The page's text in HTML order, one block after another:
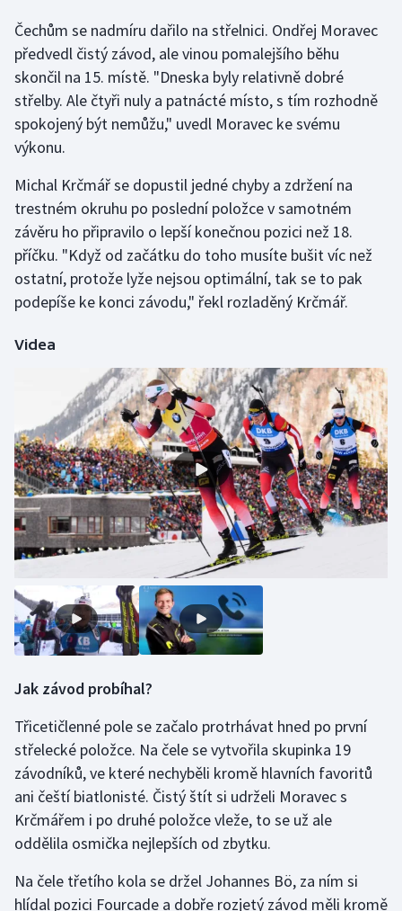
Moderní pětiboj
Motorsport
Olympijské hry
Parasport
Plavání
Plážový volejbal
Ragby
Rychlobruslení
Rychlostní kanoistika
Short track
Sportovní střelba
Stolní tenis
Triatlon
Veslování
Vodní slalom
Volejbal
Ostatní
Čechům se nadmíru dařilo na střelnici. Ondřej Moravec
předvedl čistý závod, ale vinou pomalejšího běhu
skončil na 15. místě. "Dneska byly relativně dobré
střelby. Ale čtyři nuly a patnácté místo, s tím rozhodně
spokojený být nemůžu," uvedl Moravec ke svému
výkonu.
Michal Krčmář se dopustil jedné chyby a zdržení na
trestném okruhu po poslední položce v samotném
závěru ho připravilo o lepší konečnou pozici než 18.
příčku. "Když od začátku do toho musíte bušit víc než
ostatní, protože lyže nejsou optimální, tak se to pak
podepíše ke konci závodu," řekl rozladěný Krčmář.
Videa
Jak závod probíhal?
Třicetičlenné pole se začalo protrhávat hned po první
střelecké položce. Na čele se vytvořila skupinka 19
závodníků, ve které nechyběli kromě hlavních favoritů
ani čeští biatlonisté. Čistý štít si udrželi Moravec s
Krčmářem i po druhé položce vleže, to se už ale
oddělila osmička nejlepších od zbytku.
Na čele třetího kola se držel Johannes Bö, za ním si
hlídal pozici Fourcade a dobře rozjetý závod měli kromě